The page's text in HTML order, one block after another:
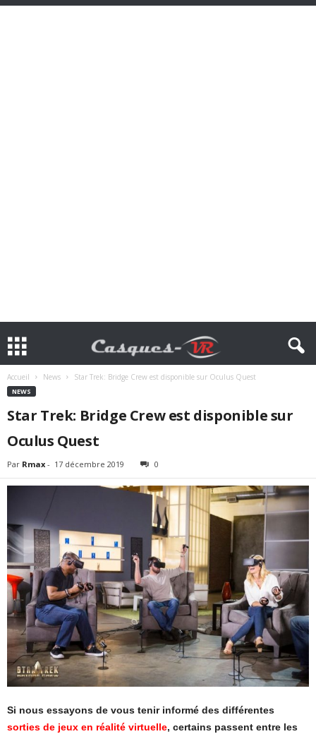
Accueil News Star Trek: Bridge Crew est disponible sur Oculus Quest
NEWS
Star Trek: Bridge Crew est disponible sur
Oculus Quest
Par Rmax - 17 décembre 2019 0
Si nous essayons de vous tenir informé des différentes
sorties de jeux en réalité virtuelle, certains passent entre les